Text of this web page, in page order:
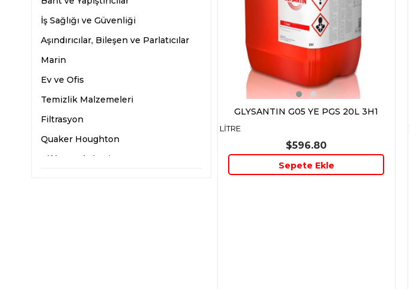
İş Sağlığı ve Güvenliği
Aşındırıcılar, Bileşen ve Parlatıcılar
Marin
Ev ve Ofis
Temizlik Malzemeleri
Filtrasyon
Quaker Houghton
Klüber Lubrication
GLYSANTIN G05 YE PGS 20L 3H1
LİTRE
$596.80